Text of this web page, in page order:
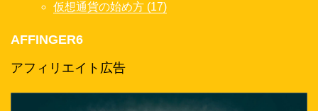
仮想通貨の始め方 (17)
AFFINGER6
アフィリエイト広告